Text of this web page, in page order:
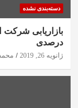
دسته‌بندی نشده
بازاریابی
درصدی
ژانویه 26, 2019